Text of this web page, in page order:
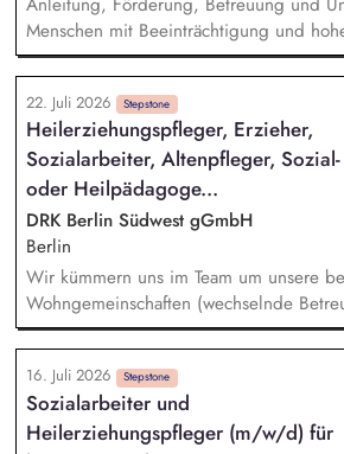
gestalten spielerische Freizeitangebote.
Menschen mit Beeinträchtigung und
Unterstützungsbedarf – in Gruppen
Dialogische Entwicklung individueller
Unterstützende Begleitung von
Entwicklungsschritten und
Assistenz entsprechend des Bedarfs
Betreuungstätigkeiten und der
Teilnehmer*innen
22. Juli 2026 Stepstone
Heilerziehungspfleger, Erzieher,
Sozialarbeiter, Altenpfleger, Sozial-
oder Heilpädagoge...
DRK Berlin Südwest gGmbH
Berlin
Wir kümmern uns im Team um unsere
Wohngemeinschaften (wechselnde
Mitarbeitenden in den
Orientierung im Alltag und gestalten
Bewohnerinnen und Bewohnern ein
Wohlbefinden fördert. Wir dokumentieren
Entwicklungsstände und sind im engen
16. Juli 2026 Stepstone
Sozialarbeiter und
Heilerziehungspfleger (m/w/d) für